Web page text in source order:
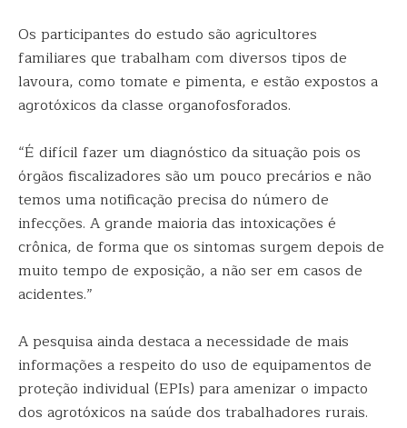
Os participantes do estudo são agricultores
familiares que trabalham com diversos tipos de
lavoura, como tomate e pimenta, e estão expostos a
agrotóxicos da classe organofosforados.
“É difícil fazer um diagnóstico da situação pois os
órgãos fiscalizadores são um pouco precários e não
temos uma notificação precisa do número de
infecções. A grande maioria das intoxicações é
crônica, de forma que os sintomas surgem depois de
muito tempo de exposição, a não ser em casos de
acidentes.”
A pesquisa ainda destaca a necessidade de mais
informações a respeito do uso de equipamentos de
proteção individual (EPIs) para amenizar o impacto
dos agrotóxicos na saúde dos trabalhadores rurais.